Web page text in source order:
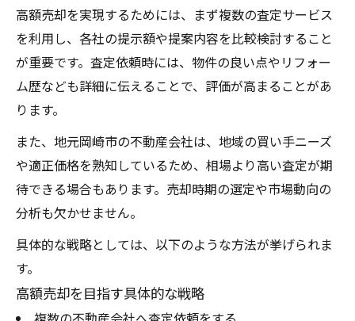
高額売却を実現するためには、まず複数の査定サービス
を利用し、各社の提示額や提案内容を比較検討すること
が重要です。査定依頼時には、物件の良い点やリフォー
ム歴なども詳細に伝えることで、評価が高まることがあ
ります。
また、地元岡崎市の不動産会社は、地域の買い手ニーズ
や適正価格を熟知しているため、相場より高い査定が期
待できる場合もあります。売却時期の選定や市場動向の
分析も欠かせません。
具体的な戦略としては、以下のような方法が挙げられま
す。
高額売却を目指す具体的な戦略